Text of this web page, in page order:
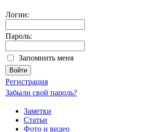
Логин:
Пароль:
Запомнить меня
Регистрация
Забыли свой пароль?
Заметки
Статьи
Фото и видео